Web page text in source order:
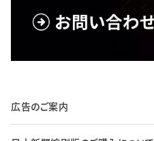
広告のご案内